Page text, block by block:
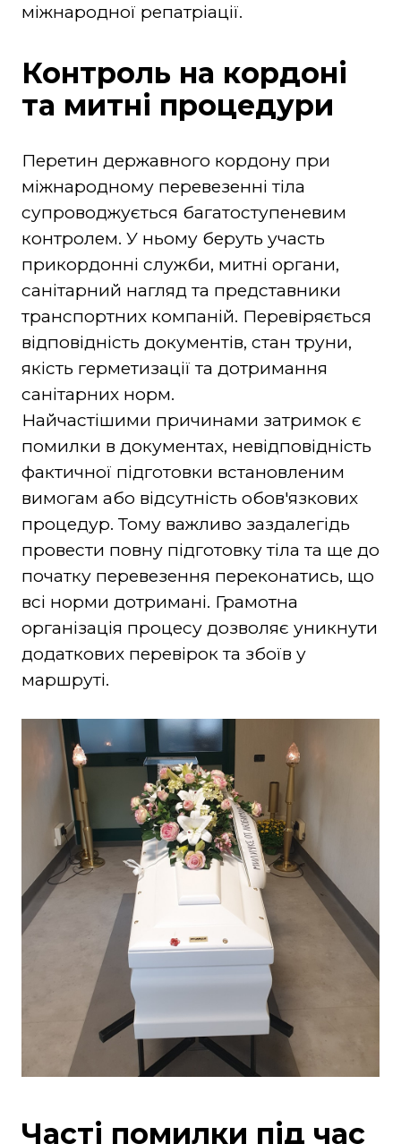
міжнародної репатріації.
Контроль на кордоні
та митні процедури
Перетин державного кордону при
міжнародному перевезенні тіла
супроводжується багатоступеневим
контролем. У ньому беруть участь
прикордонні служби, митні органи,
санітарний нагляд та представники
транспортних компаній. Перевіряється
відповідність документів, стан труни,
якість герметизації та дотримання
санітарних норм.
Найчастішими причинами затримок є
помилки в документах, невідповідність
фактичної підготовки встановленим
вимогам або відсутність обов'язкових
процедур. Тому важливо заздалегідь
провести повну підготовку тіла та ще до
початку перевезення переконатись, що
всі норми дотримані. Грамотна
організація процесу дозволяє уникнути
додаткових перевірок та збоїв у
маршруті.
Часті помилки під час